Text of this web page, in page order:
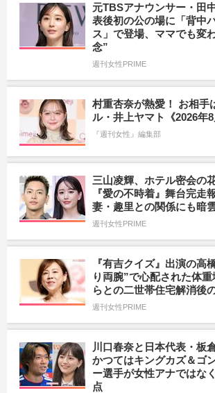
元TBSアナウンサー・田
表後初の公の場に「背中
ス」で登場、ママでも変
念”
週刊女性PRIME
村重杏奈が熱愛！ お相手
ル・井上ヤマト《2026年8
『週刊女性』編集部
三山凌輝、ホテル密会の
『愛の不時着』舞台完走
妻・趣里との関係にも暗
週刊女性PRIME
『有吉クイズ』出演の高
り両腕”で心配された体
らとの二世帯住宅解消後
週刊女性PRIME
川口春奈と日本代表・板
かつてはキングカズ＆ゴ
ー選手が女性アナではな
点